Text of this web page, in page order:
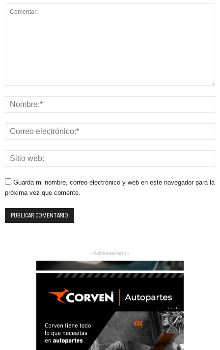
Guarda mi nombre, correo electrónico y web en este navegador para la
próxima vez que comente.
- Advertisement -